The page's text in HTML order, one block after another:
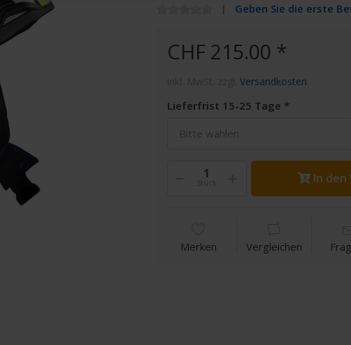
Geben Sie die erste
CHF 215.00 *
Versandkosten
Lieferfrist 15-25 Tage
Bitte wählen
Stück In den
Merken Vergleichen